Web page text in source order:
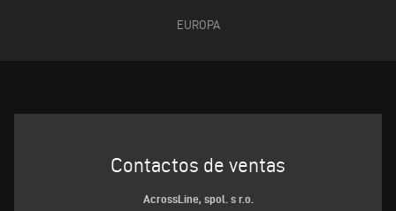
EUROPA
Contactos de ventas
AcrossLine, spol. s r.o.